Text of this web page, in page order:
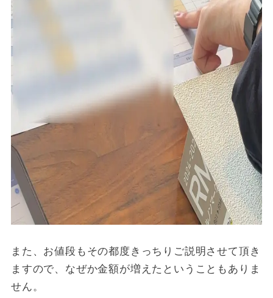
また、お値段もその都度きっちりご説明させて頂き
ますので、なぜか金額が増えたということもありま
せん。